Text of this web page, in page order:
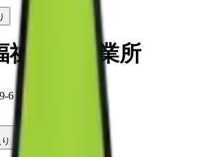
祉用具事業所
6